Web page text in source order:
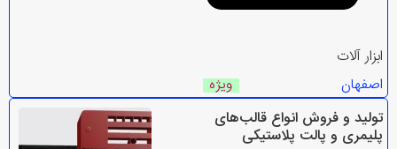
ابزار آلات
اصفهان
ویژه
تولید و فروش انواع قالب‌های
پلیمری و پالت پلاستیکی